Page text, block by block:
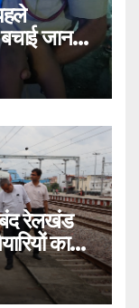
जान
रेलखंड
का